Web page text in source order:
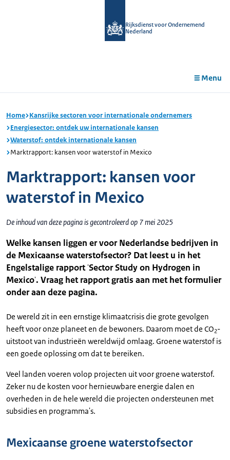
Rijksdienst voor Ondernemend
Nederland
Menu
Home Kansrijke sectoren voor internationale ondernemers
Energiesector: ontdek uw internationale kansen
Waterstof: ontdek internationale kansen
Marktrapport: kansen voor waterstof in Mexico
Marktrapport: kansen voor
waterstof in Mexico
De inhoud van deze pagina is gecontroleerd op 7 mei 2025
Welke kansen liggen er voor Nederlandse bedrijven in
de Mexicaanse waterstofsector? Dat leest u in het
Engelstalige rapport'Sector Study on Hydrogen in
Mexico'. Vraag het rapport gratis aan met het formulier
onder aan deze pagina.
De wereld zit in een ernstige klimaatcrisis die grote gevolgen
heeft voor onze planeet en de bewoners. Daarom moet de CO2-
uitstoot van industrieën wereldwijd omlaag. Groene waterstof is
een goede oplossing om dat te bereiken.
Veel landen voeren volop projecten uit voor groene waterstof.
Zeker nu de kosten voor hernieuwbare energie dalen en
overheden in de hele wereld die projecten ondersteunen met
subsidies en programma's.
Mexicaanse groene waterstofsector